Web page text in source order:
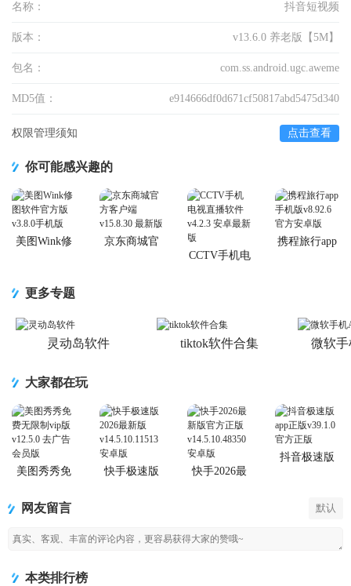
名称： 抖音短视频
版本： v13.6.0 养老版【5M】
包名： com.ss.android.ugc.aweme
MD5值： e914666df0d671cf50817abd5475d340
权限管理须知 点击查看
你可能感兴趣的
美图Wink修
京东商城官
CCTV手机电
携程旅行app
更多专题
灵动岛软件 tiktok软件合集 微软手
大家都在玩
美图秀秀免
快手极速版
快手2026最
抖音极速版
网友留言 默认
本类排行榜